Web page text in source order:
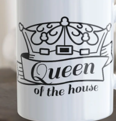
Domácnost
Kolekce
Oblečení
Přihlášení